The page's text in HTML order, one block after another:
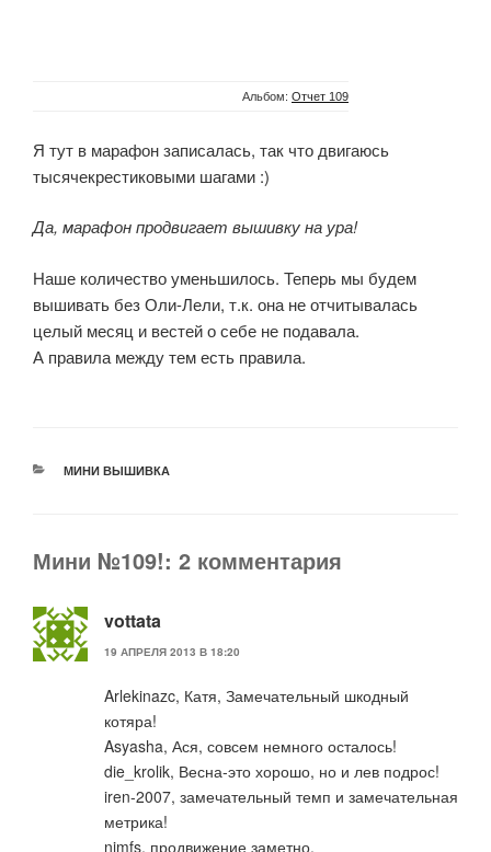
Альбом: Отчет 109
Я тут в марафон записалась, так что двигаюсь
тысячекрестиковыми шагами :)
Да, марафон продвигает вышивку на ура!
Наше количество уменьшилось. Теперь мы будем
вышивать без Оли-Лели, т.к. она не отчитывалась
целый месяц и вестей о себе не подавала.
А правила между тем есть правила.
РУБРИКИ
МИНИ ВЫШИВКА
Мини №109!: 2 комментария
vottata
19 АПРЕЛЯ 2013 В 18:20
Arlekinazc, Катя, Замечательный шкодный
котяра!
Asyasha, Ася, совсем немного осталось!
die_krolik, Весна-это хорошо, но и лев подрос!
iren-2007, замечательный темп и замечательная
метрика!
nimfs, продвижение заметно.